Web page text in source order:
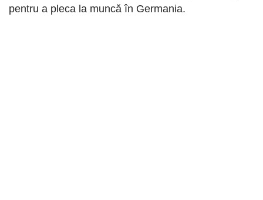
pentru a pleca la muncă în Germania.